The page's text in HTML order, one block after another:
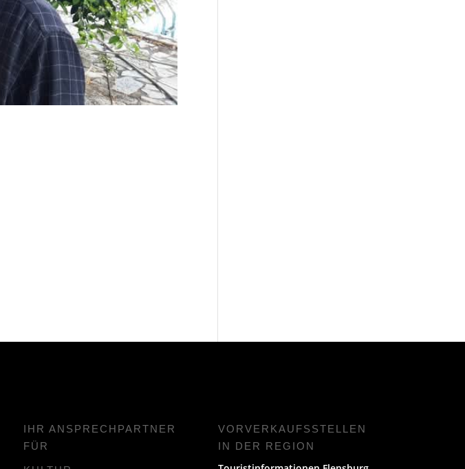
IHR ANSPRECHPARTNER
FÜR
VORVERKAUFS­STELLEN
IN DER REGION